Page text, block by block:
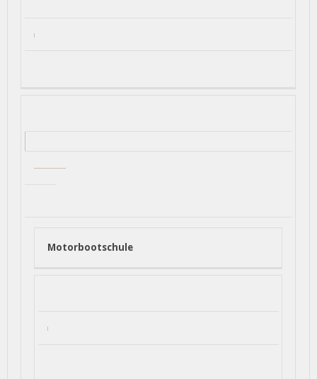
Motorbootschule